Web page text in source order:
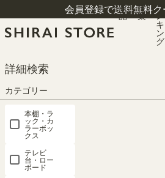
会員登録で送料無料ク
商
品
特
集
ラ
ン
キ
ン
グ
詳細検索
カテゴリー
本棚・ラ
ック・カ
ラーボッ
クス
テレビ
台・ロー
ボード
HOME カテゴリー
フリーラック 幅44cm 高さ160cm ホワイト 白
ーヌ MCN-1645